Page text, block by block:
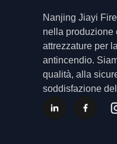
Nanjing Jiayi
nella produzione
attrezzature per
antincendio.
qualità, alla
soddisfazione